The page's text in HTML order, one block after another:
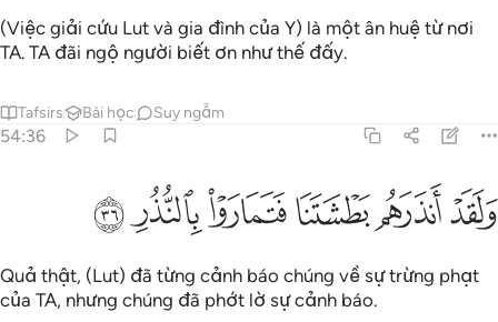
(Việc giải cứu Lut và gia đình của Y) là một ân huệ từ nơi
TA. TA đãi ngộ người biết ơn như thế đấy.
Tafsirs Bài học Suy ngẫm
54:36
ولقد انذرهم بطشتنا فتماروا بالنذر ٣٦
وَلَقَدْ أَنذَرَهُم بَطْشَتَنَا فَتَمَارَوْا۟ بِٱلنُّذُرِ ٣٦
ﱿﲀﲁﲂﲃﲄ
Quả thật, (Lut) đã từng cảnh báo chúng về sự trừng phạt
của TA, nhưng chúng đã phớt lờ sự cảnh báo.